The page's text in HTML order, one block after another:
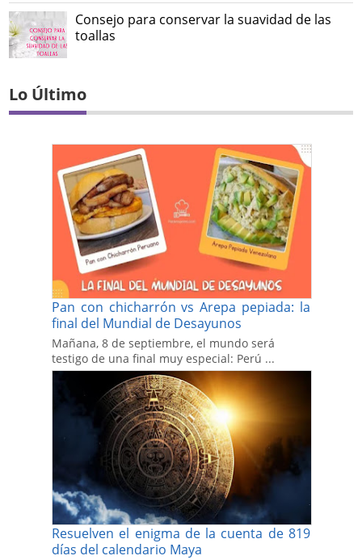
Consejo para conservar la suavidad de las
toallas
Lo Último
Pan con chicharrón vs Arepa pepiada: la
final del Mundial de Desayunos
Mañana, 8 de septiembre, el mundo será
testigo de una final muy especial: Perú ...
Resuelven el enigma de la cuenta de 819
días del calendario Maya